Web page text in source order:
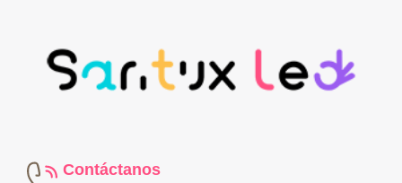
Contáctanos